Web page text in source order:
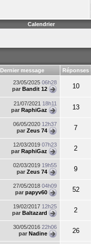
Calendrier
Dernier message Réponses
23/05/2025 06h28
par Bandit 12 10
21/07/2021 18h11
par RaphiGaz 13
06/05/2020 12h37
par Zeus 74 7
12/03/2019 07h23
par RaphiGaz 2
02/03/2019 19h55
par Zeus 74 9
27/05/2018 04h09
par papyv60 52
19/02/2017 12h25
par Baltazard 2
30/05/2016 22h06
par Nadine 26